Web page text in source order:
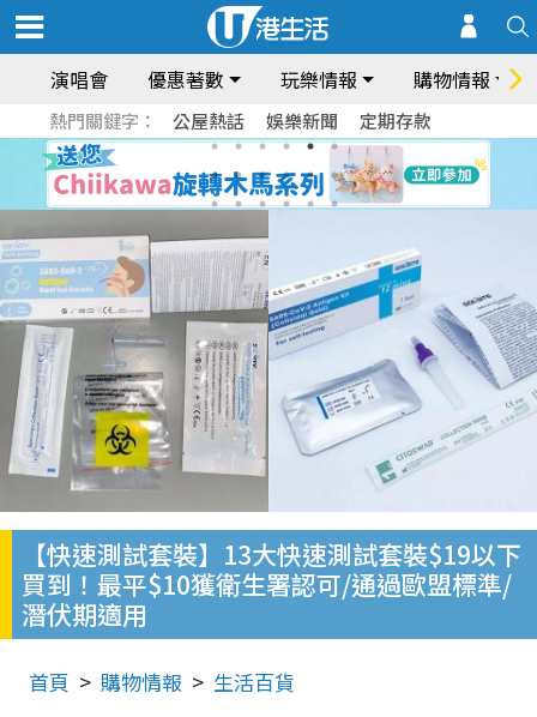
演唱會 優惠著數 玩樂情報 購物情報
熱門關鍵字： 公屋熱話 娛樂新聞 定期存款
【快速測試套裝】13大快速測試套裝$19以下
買到！最平$10獲衛生署認可/通過歐盟標準/
潛伏期適用
首頁 購物情報 生活百貨